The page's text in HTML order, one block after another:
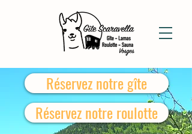
Réservez notre gîte
Réservez notre roulotte